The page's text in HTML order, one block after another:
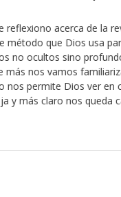
tienen la errónea
harán que Dios
por nosotros, como
la aprobación de
hacemos de esta
que Dios nos castigue,